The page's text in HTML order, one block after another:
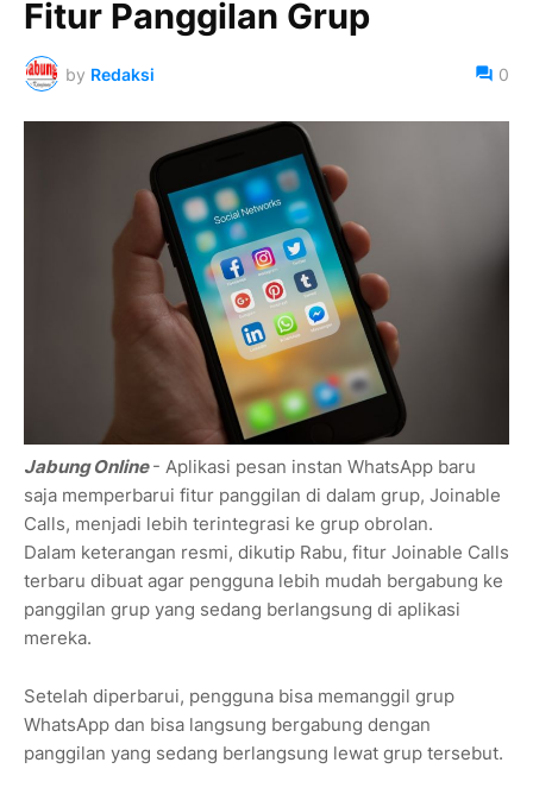
Fitur Panggilan Grup
by Redaksi 0
Jabung Online- Aplikasi pesan instan WhatsApp baru
saja memperbarui fitur panggilan di dalam grup, Joinable
Calls, menjadi lebih terintegrasi ke grup obrolan.
Dalam keterangan resmi, dikutip Rabu, fitur Joinable Calls
terbaru dibuat agar pengguna lebih mudah bergabung ke
panggilan grup yang sedang berlangsung di aplikasi
mereka.
Setelah diperbarui, pengguna bisa memanggil grup
WhatsApp dan bisa langsung bergabung dengan
panggilan yang sedang berlangsung lewat grup tersebut.